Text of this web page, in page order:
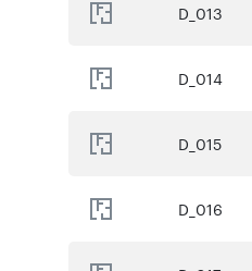
D_013
D_014
D_015
D_016